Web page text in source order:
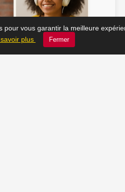
Soline ♫
pour vous garantir la meilleure
plus
Fermer